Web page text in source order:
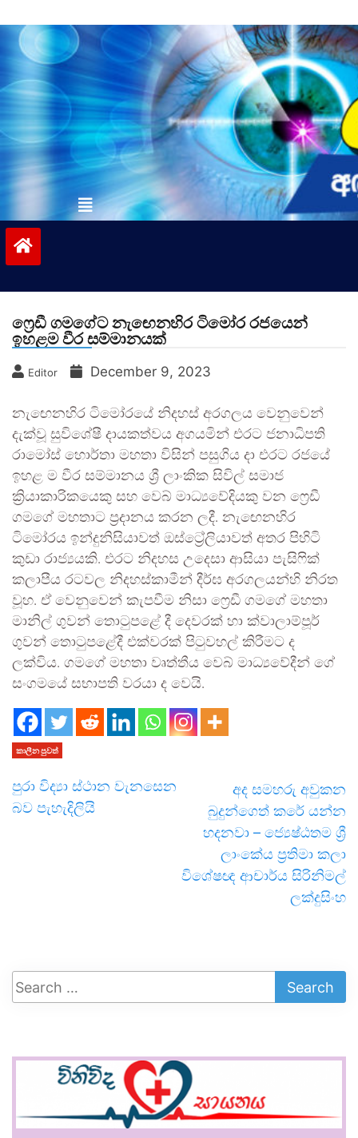
to
contentvinivida.lk
ෆ්‍රෙඩී ගමගේට නැඟෙනහිර ටිමෝර රජයෙන්
ඉහළම වීර සම්මානයක්
Editor December 9, 2023
නැඟෙනහිර ටිමෝරයේ නිදහස් අරගලය වෙනුවෙන්
දැක්වූ සුවිශේෂී දායකත්වය අගයමින් එරට ජනාධිපති
රාමෝස් හොර්තා මහතා විසින් පසුගිය දා එරට රජයේ
ඉහළ ම වීර සම්මානය ශ්‍රී ලාංකික සිවිල් සමාජ
ක්‍රියාකාරිකයෙකු සහ වෙබ් මාධ්‍යවේදියකු වන ෆ්‍රෙඩී
ගමගේ මහතාට ප්‍රදානය කරන ලදී. නැඟෙනහිර
ටිමෝරය ඉන්දුනිසියාවත් ඔස්ට්‍රේලියාවත් අතර පිහිටි
කුඩා රාජ්‍යයකි. එරට නිදහස උදෙසා ආසියා පැසිෆික්
කලාපීය රටවල නිදහස්කාමීන් දීර්ඝ අරගලයන්හි නිරත
වූහ. ඒ වෙනුවෙන් කැපවීම නිසා ෆ්‍රෙඩී ගමගේ මහතා
මානිල් ගුවන් තොටුපළේ දී දෙවරක් හා ක්වාලාම්පූර්
ගුවන් තොටුපළේදී එක්වරක් පිටුවහල් කිරීමට ද
ලක්විය. ගමගේ මහතා වෘත්තීය වෙබ් මාධ්‍යවේදීන් ගේ
සංගමයේ සභාපති වරයා ද වෙයි.
කාලීන පුවත්
පුරා විද්‍යා ස්ථාන වැනසෙන
බව පැහැදිලියි
අද සමහරු අවුකන
බුදුන්ගෙත් කරේ යන්න
හදනවා – ජ්‍යෙෂ්ඨතම ශ්‍රී
ලාංකේය ප්‍රතිමා කලා
විශේෂඥ ආචාර්ය සිරිනිමල්
ලක්දුසිංහ